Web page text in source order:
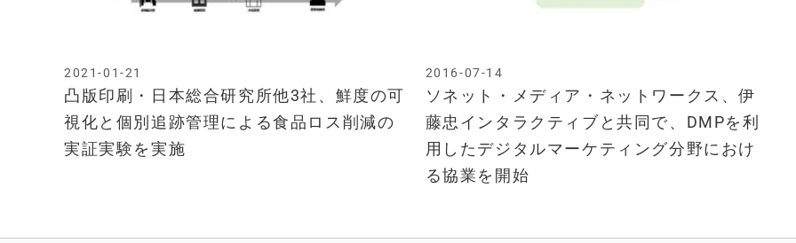
凸版印刷・日本総合研究所他3社、鮮度の可
視化と個別追跡管理による食品ロス削減の
実証実験を実施
2021-01-21
ソネット・メディア・ネットワークス、伊
藤忠インタラクティブと共同で、DMPを利
用したデジタルマーケティング分野におけ
る協業を開始
2016-07-14